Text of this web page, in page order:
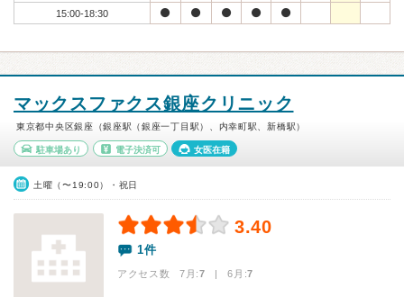
15:00-18:30
マックスファクス銀座クリニック
東京都中央区銀座（銀座駅（銀座一丁目駅）、内幸町駅、新橋駅）
駐車場あり 電子決済可 女医在籍
土曜（〜19:00）・祝日
3.40
1件
アクセス数 7月:7 | 6月:7